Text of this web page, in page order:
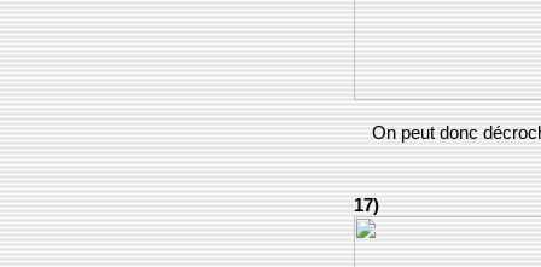
On peut donc
17)